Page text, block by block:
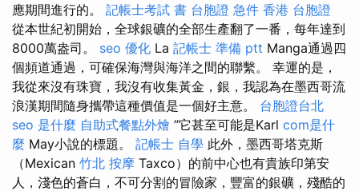
應期間進行的。 記帳士考試 書 台胞證 急件 香港 台胞證
從本世紀初開始，全球銀礦的全部生產翻了一番，每年達到
8000萬盎司。 seo 優化 La 記帳士 準備 ptt Manga通過四
個頻道通過，可確保海灣與海洋之間的聯繫。 幸運的是，
我從來沒有珠寶，我沒有收集黃金，銀，我認為在墨西哥流
浪漢期間隨身攜帶這種價值是一個好主意。 台胞證台北
seo 是什麼 自助式餐點外燴 ”它甚至可能是Karl com是什
麼 May小說的標題。 記帳士 自學 此外，墨西哥塔克斯
（Mexican 竹北 按摩 Taxco）的前中心也有貴族印第安
人，淺色的蒼白，不可分割的冒險家，豐富的銀礦，殘酷的